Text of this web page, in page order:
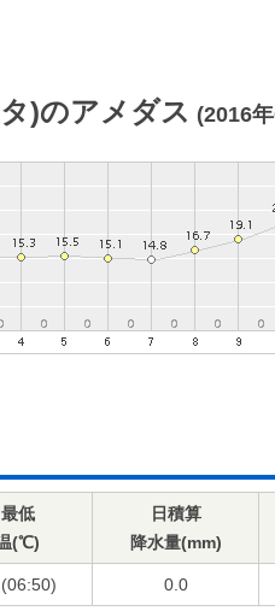
)のアメダス (2016
最低
(℃)
日積算
降水量(mm)
0.0